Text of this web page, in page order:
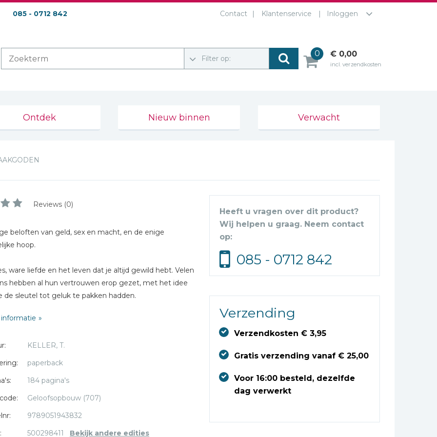
085 - 0712 842 Contact Klantenservice Inloggen
Filter op:
0 € 0,00
incl. verzendkosten
Ontdek Nieuw binnen Verwacht
Reviews (0)
beloften van geld, sex en macht, en de enige
hoop.
ware liefde en het leven dat je altijd gewild hebt. Velen
hebben al hun vertrouwen erop gezet, met het idee
de sleutel tot geluk te pakken hadden.
economische crisis heeft een wrang nieuw licht op
mensen rijkdom, huwelijk, carrière en een zeker
verdwenen. Geen wonder dat velen zich verloren
deze goede dingen namaakgoden gemaakt hebben -
die ons niet kunnen geven wat we echt nodig hebben.
te ontmoeten, of voor het eerst.
KELLER, T.
paperback
184 pagina's
Geloofsopbouw (707)
9789051943832
500298411 Bekijk andere edities
Heeft u vragen over dit product?
Wij helpen u graag. Neem contact
op:
085 - 0712 842
Verzending
Verzendkosten € 3,95
Gratis verzending vanaf € 25,00
Voor 16:00 besteld, dezelfde
dag verwerkt